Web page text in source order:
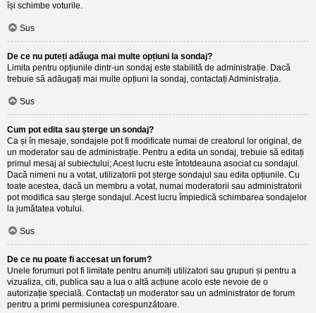
își schimbe voturile.
Sus
De ce nu puteți adăuga mai multe opțiuni la sondaj?
Limita pentru opțiunile dintr-un sondaj este stabilită de administrație. Dacă
trebuie să adăugați mai multe opțiuni la sondaj, contactați Administrația.
Sus
Cum pot edita sau șterge un sondaj?
Ca și în mesaje, sondajele pot fi modificate numai de creatorul lor original, de
un moderator sau de administrație. Pentru a edita un sondaj, trebuie să editați
primul mesaj al subiectului; Acest lucru este întotdeauna asociat cu sondajul.
Dacă nimeni nu a votat, utilizatorii pot șterge sondajul sau edita opțiunile. Cu
toate acestea, dacă un membru a votat, numai moderatorii sau administratorii
pot modifica sau șterge sondajul. Acest lucru împiedică schimbarea sondajelor
la jumătatea votului.
Sus
De ce nu poate fi accesat un forum?
Unele forumuri pot fi limitate pentru anumiți utilizatori sau grupuri și pentru a
vizualiza, citi, publica sau a lua o altă acțiune acolo este nevoie de o
autorizație specială. Contactați un moderator sau un administrator de forum
pentru a primi permisiunea corespunzătoare.